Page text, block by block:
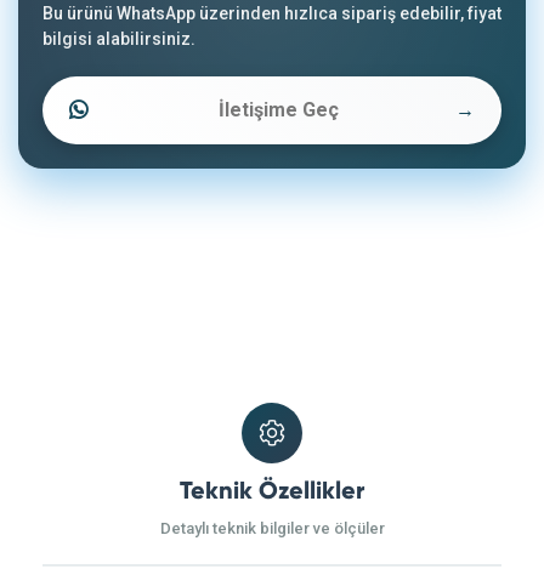
Bu ürünü WhatsApp üzerinden hızlıca sipariş edebilir, fiyat
bilgisi alabilirsiniz.
İletişime Geç →
Teknik Özellikler
Detaylı teknik bilgiler ve ölçüler